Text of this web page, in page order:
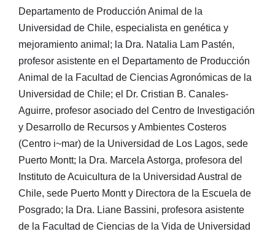
Departamento de Producción Animal de la
Universidad de Chile, especialista en genética y
mejoramiento animal; la Dra. Natalia Lam Pastén,
profesor asistente en el Departamento de Producción
Animal de la Facultad de Ciencias Agronómicas de la
Universidad de Chile; el Dr. Cristian B. Canales-
Aguirre, profesor asociado del Centro de Investigación
y Desarrollo de Recursos y Ambientes Costeros
(Centro i~mar) de la Universidad de Los Lagos, sede
Puerto Montt; la Dra. Marcela Astorga, profesora del
Instituto de Acuicultura de la Universidad Austral de
Chile, sede Puerto Montt y Directora de la Escuela de
Posgrado; la Dra. Liane Bassini, profesora asistente
de la Facultad de Ciencias de la Vida de Universidad